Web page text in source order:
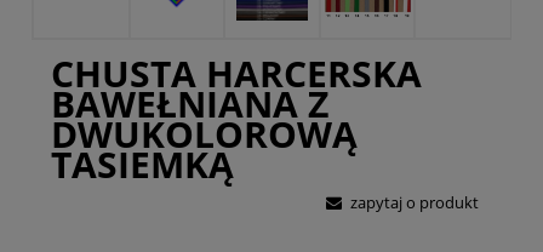
CHUSTA HARCERSKA
BAWEŁNIANA Z
DWUKOLOROWĄ
TASIEMKĄ
zapytaj o produkt